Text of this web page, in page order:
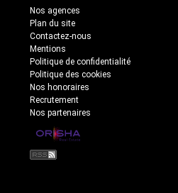
Nos agences
Plan du site
Contactez-nous
Mentions
Politique de confidentialité
Politique des cookies
Nos honoraires
Recrutement
Nos partenaires